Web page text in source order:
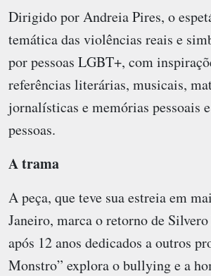
Dirigido por Andreia Pires, o
temática das violências reais e
por pessoas LGBT+, com
referências literárias, musicais,
jornalísticas e memórias pessoais
pessoas.
A trama
A peça, que teve sua estreia em
Janeiro, marca o retorno de
após 12 anos dedicados a outros
Monstro” explora o bullying e a